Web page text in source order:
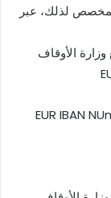
لذلك، عبر